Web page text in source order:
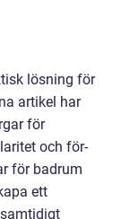
lösning för
artikel har
för
och för-
för badrum
ett